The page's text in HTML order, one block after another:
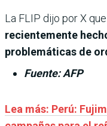
La FLIP dijo por X que
recientemente
problemáticas de
Fuente: AFP
Lea más: Perú: